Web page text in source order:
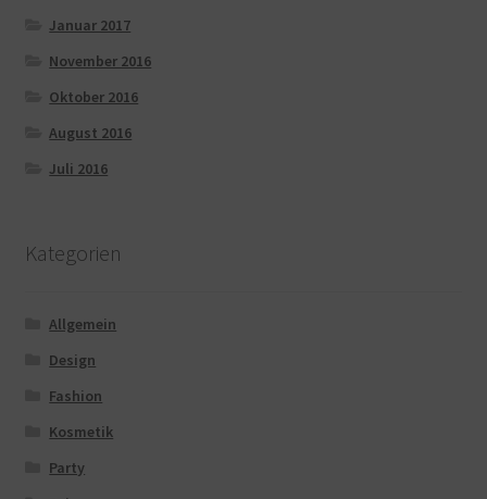
Januar 2017
November 2016
Oktober 2016
August 2016
Juli 2016
Kategorien
Allgemein
Design
Fashion
Kosmetik
Party